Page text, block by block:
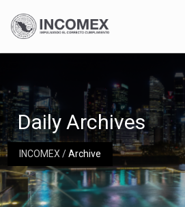
INCOMEX/Archive
Daily Archives